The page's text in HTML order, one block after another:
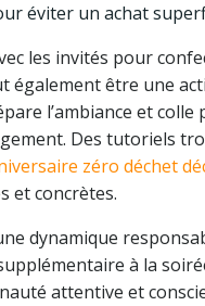
éviter un achat
les invités pour
également être une
l’ambiance et
Des tutoriels
zéro déchet
et concrètes.
dynamique
à la
attentive et